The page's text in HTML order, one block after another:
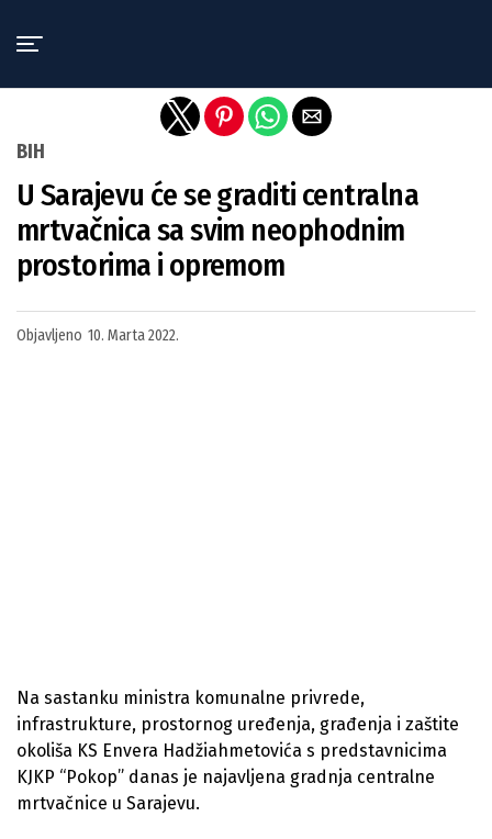
BIH
U Sarajevu će se graditi centralna
mrtvačnica sa svim neophodnim
prostorima i opremom
Objavljeno 10. Marta 2022.
Na sastanku ministra komunalne privrede,
infrastrukture, prostornog uređenja, građenja i zaštite
okoliša KS Envera Hadžiahmetovića s predstavnicima
KJKP “Pokop” danas je najavljena gradnja centralne
mrtvačnice u Sarajevu.